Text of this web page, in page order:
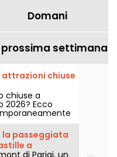
Domani
prossima settimana
attrazioni chiuse
chiuse a
2026? Ecco
o rinnovo,
meglio la vostra
la passeggiata
a